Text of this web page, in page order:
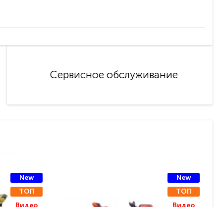
Сервисное обслуживание
New
ТОП
Видео
New
ТОП
Видео